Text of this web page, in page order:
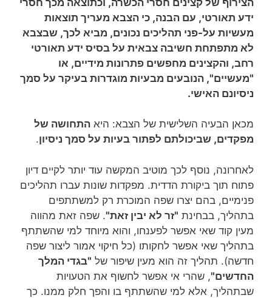
ידע תאורטי, עם הבנה, כי הצבא מעריך תוצאות
מעשיות על-פני תהליכים נכונים, מביא לכך, שבצבא
לא מתפתחת חשיבה צבאית על בסיס ידע תאורטי
רחב, והקצינים מחפשים פתרונות מידיים, או
"מעשיים", הנובעים מבעיות מוגדרות בעיקר על סמך
ניסיונם האישי.
מכאן הבעיה השלישית של הצבא: היא התחושה של
מפקדים, שביכולתם לפתור בעיות על סמך ניסיון.
לאחרונה, נוסף לכך מוטיב המקשה עוד יותר לקיים דיון
פתוח תוך ביקורת הדדית. מפקדות שונות עברו תהליכים
פנימיים, בהם יצרו שפה המוכרת רק למשתתפים
בתהליך, בבחינת "זר לא יבין זאת". שפה זאת מהווה
מעין קוד שאי אפשר לפענחו, והוא מיוחד למי שהשתתף
בתהליך שאי אפשר לחקותו (כל חיקוי אמור ליצור שפה
חדשה). תהליך זה הוא מעין שיפור של "בגדי המלך
החדשים", שהרי אי אפשר לחשוף את הטעויות
שבתהליך, אלא למי שהשתתף בו והפך חלק ממנו. כך